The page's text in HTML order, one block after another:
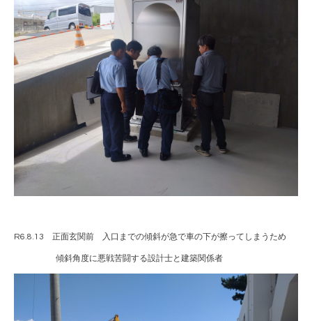
R6.8.13 正面玄関前 入口までの傾斜が急で車の下が擦ってしまうため
傾斜角度に悪戦苦闘する設計士と建築関係者